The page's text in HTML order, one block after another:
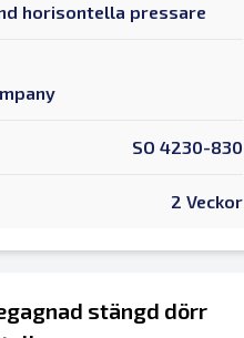
horisontella pressare
SO 4230-830
2 Veckor
stängd dörr